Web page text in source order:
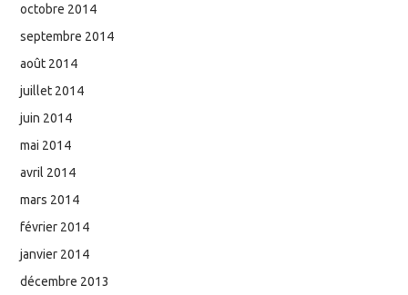
octobre 2014
septembre 2014
août 2014
juillet 2014
juin 2014
mai 2014
avril 2014
mars 2014
février 2014
janvier 2014
décembre 2013